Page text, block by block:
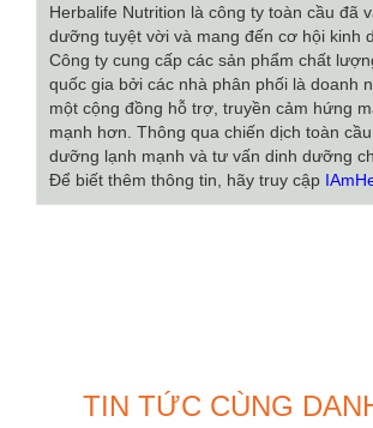
Herbalife Nutrition là công ty toàn cầu đã
dưỡng tuyệt vời và mang đến cơ hội kinh
Công ty cung cấp các sản phẩm chất
quốc gia bởi các nhà phân phối là doanh
một cộng đồng hỗ trợ, truyền cảm hứng
mạnh hơn. Thông qua chiến dịch toàn
dưỡng lạnh mạnh và tư vấn dinh dưỡng
Để biết thêm thông tin, hãy truy cập
TIN TỨC CÙNG